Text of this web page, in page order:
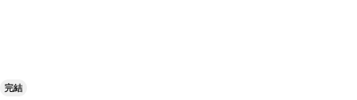
完結